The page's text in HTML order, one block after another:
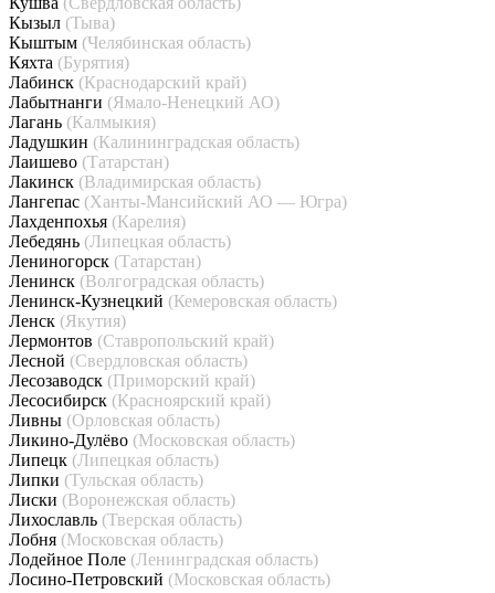
Кызыл (Тыва)
Кыштым (Челябинская область)
Кяхта (Бурятия)
Лабинск (Краснодарский край)
Лабытнанги (Ямало-Ненецкий АО)
Лагань (Калмыкия)
Ладушкин (Калининградская область)
Лаишево (Татарстан)
Лакинск (Владимирская область)
Лангепас (Ханты-Мансийский АО — Югра)
Лахденпохья (Карелия)
Лебедянь (Липецкая область)
Лениногорск (Татарстан)
Ленинск (Волгоградская область)
Ленинск-Кузнецкий (Кемеровская область)
Ленск (Якутия)
Лермонтов (Ставропольский край)
Лесной (Свердловская область)
Лесозаводск (Приморский край)
Лесосибирск (Красноярский край)
Ливны (Орловская область)
Ликино-Дулёво (Московская область)
Липецк (Липецкая область)
Липки (Тульская область)
Лиски (Воронежская область)
Лихославль (Тверская область)
Лобня (Московская область)
Лодейное Поле (Ленинградская область)
Лосино-Петровский (Московская область)